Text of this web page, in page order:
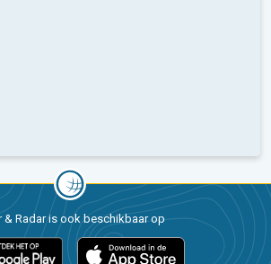
& Radar is ook beschikbaar op